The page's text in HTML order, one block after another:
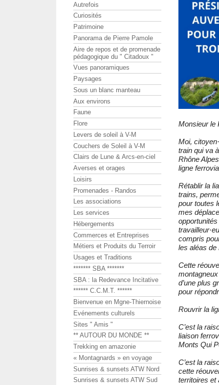
Monsieur le
Moi,
train qui va
Rhône
ligne
Rétablir la
trains,
pour toutes
mes
compris
les aléas de
Cette
d’une plus
pour
Rouvrir la
C’est la
liaison
Monts Qui
C’est la
cette
territoires et
Autrefois
Curiosités
Patrimoine
Panorama de Pierre Pamole
Aire de repos et de promenade
pédagogique du " Citadoux "
Vues panoramiques
Paysages
Sous un blanc manteau
Aux environs
Faune
Flore
Levers de soleil à V-M
Couchers de Soleil à V-M
Clairs de Lune & Arcs-en-ciel
Averses et orages
Loisirs
Promenades - Randos
Les associations
Les services
Hébergements
Commerces et Entreprises
Métiers et Produits du Terroir
Usages et Traditions
******* SBA *******
SBA : la Redevance Incitative
****** C.C.M.T. ******
Bienvenue en Mgne-Thiernoise
Evénements culturels
Sites " Amis "
** AUTOUR DU MONDE **
Trekking en amazonie
« Montagnards » en voyage
Sunrises & sunsets ATW Nord
Sunrises & sunsets ATW Sud